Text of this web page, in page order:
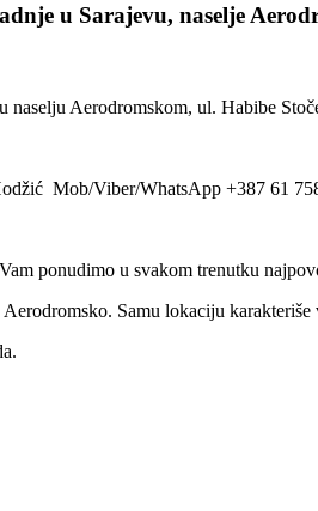
u Sarajevu, naselje
naselju Aerodromskom, ul. Habibe
Mob/Viber/WhatsApp +387 61
ponudimo u svakom trenutku
Samu lokaciju